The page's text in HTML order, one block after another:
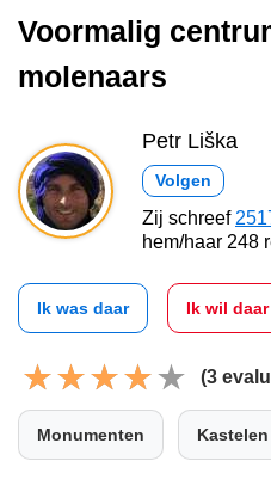
Voormalig
molenaars
Petr Liška
Volgen
Zij schreef
hem/haar 248
Ik was daar Ik wil
(3
Monumenten